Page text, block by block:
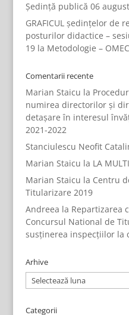
Ședință publică 06 august
GRAFICUL ședințelor de
posturilor didactice –
19 la Metodologie –
Comentarii recente
Marian Staicu la
numirea directorilor și
detașare în interesul
2021-2022
Stanciulescu Neofit
Marian Staicu la LA
Marian Staicu la Centru
Titularizare 2019
Andreea la Repartizarea
Concursul National de
susținerea inspecțiilor la
Arhive
Arhive
Categorii